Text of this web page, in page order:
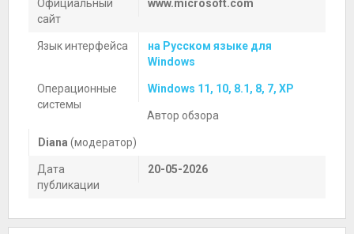
Официальный
сайт
www.microsoft.com
Язык интерфейса
на Русском языке для
Windows
Операционные
системы
Windows 11, 10, 8.1, 8, 7, XP
Автор обзора
Diana (модератор)
Дата
публикации
20-05-2026